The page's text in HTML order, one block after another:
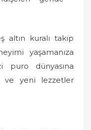
altın kuralı takip
yaşamanıza
puro dünyasına
ve yeni lezzetler